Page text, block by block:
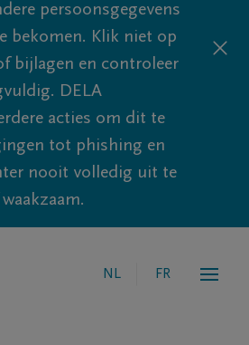
persoonsgegevens
bekomen. Klik niet op
bijlagen en controleer
DELA
acties om dit te
tot phishing en
nooit volledig uit te
NL FR